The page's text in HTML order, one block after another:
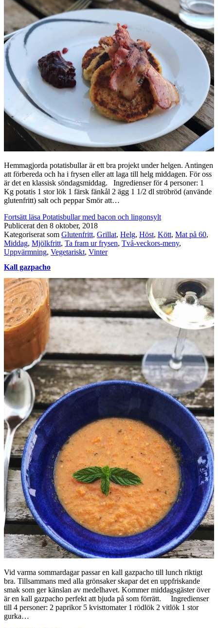
Hemmagjorda potatisbullar är ett bra projekt under helgen. Antingen
att förbereda och ha i frysen eller att laga till helg middagen. För oss
är det en klassisk söndagsmiddag. Ingredienser för 4 personer: 1
Kg potatis 1 stor lök 1 färsk fänkål 2 ägg 1 1/2 dl ströbröd (använde
glutenfritt) salt och peppar Smör att…
Fortsätt läsa Potatisbullar med bacon och lingonsylt
Publicerat den 8 oktober, 2018
Kategoriserat som Glutenfritt, Grillat, Helg, Höst, Kött, Mat på 60,
Middag, Mjölkfritt, Ta fram ur frysen, Två-veckors-meny,
Uppvärmning, Vegetariskt, Vinter
Kall gazpacho
Vid varma sommardagar passar en kall gazpacho till lunch riktigt
bra. Tillsammans med alla grönsaker skapar det en uppfriskande
smak som ger känslan av medelhavet. Kommer middagsgäster över
är en kall gazpacho perfekt att bjuda på som förrätt. Ingredienser
till 4 personer: 2 paprikor 5 kvisttomater 1 rödlök 2 vitlök 1 stor
gurka…